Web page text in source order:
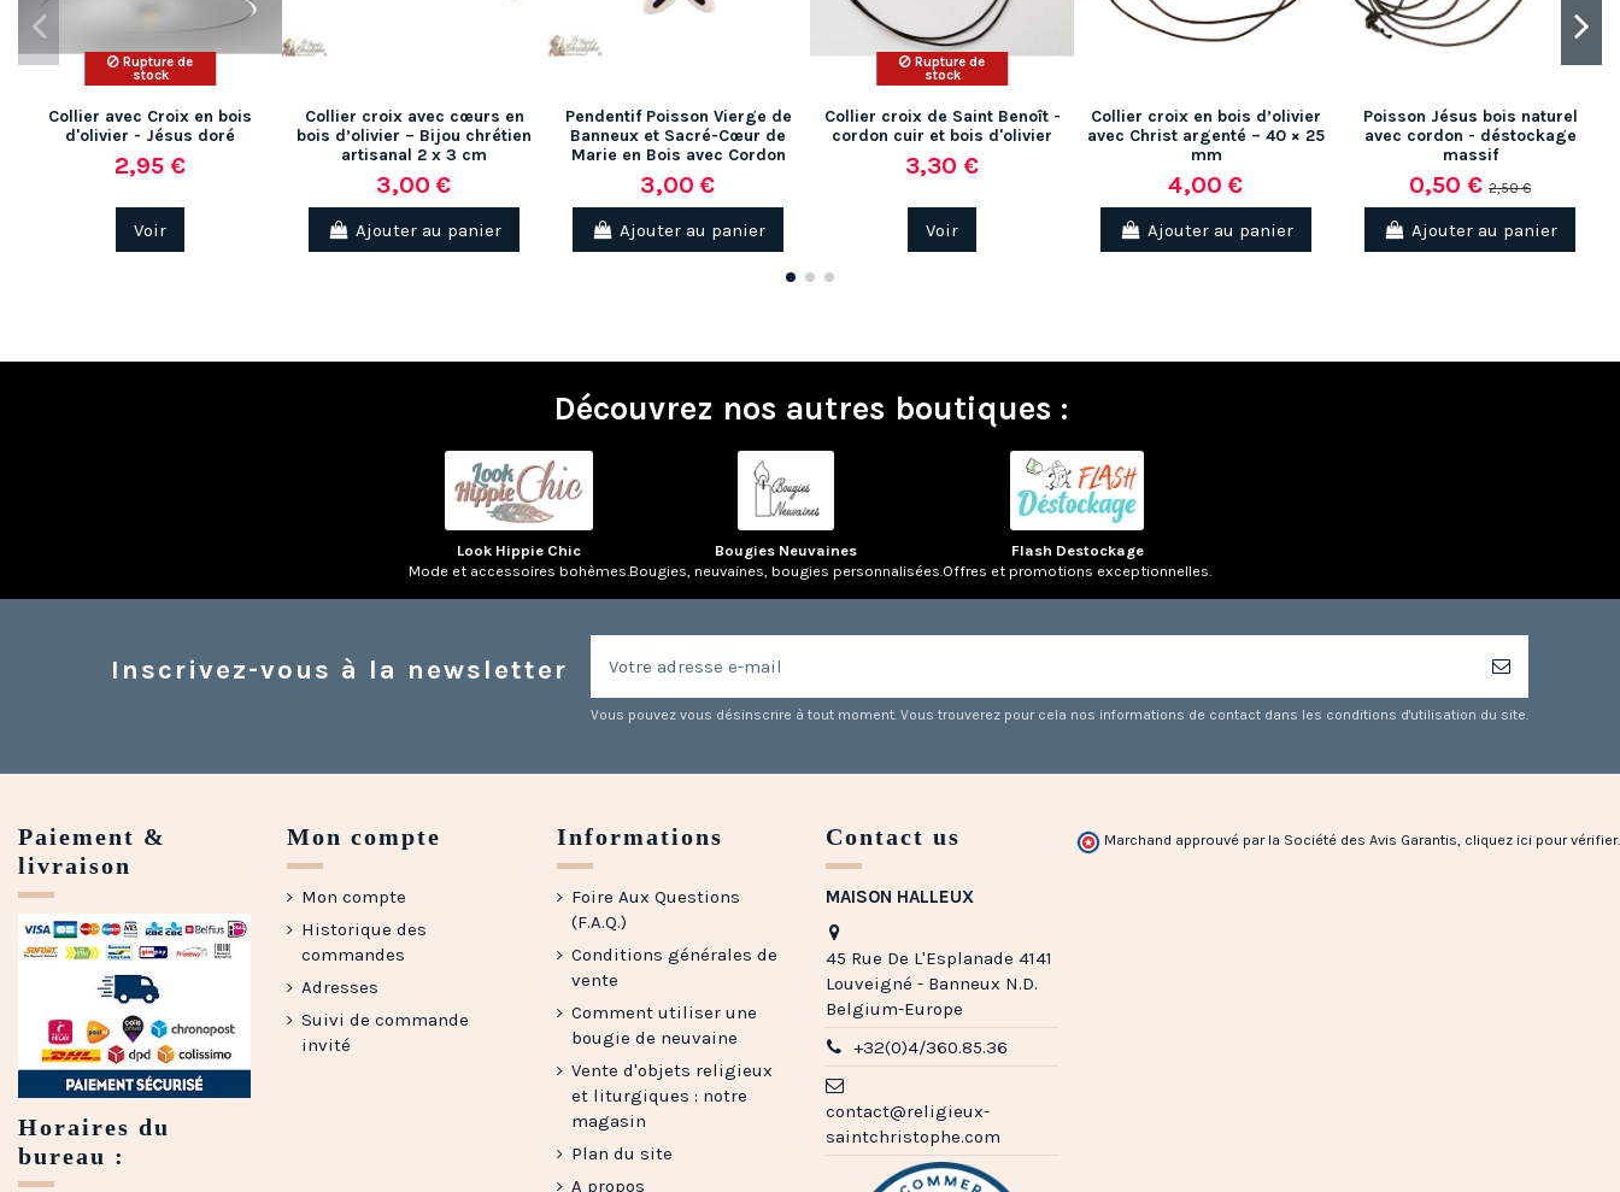
Rupture de
stock
Collier avec Croix en bois
d'olivier - Jésus doré
2,95 €
Voir
Collier croix avec cœurs en
bois d’olivier – Bijou chrétien
artisanal 2 x 3 cm
3,00 €
Ajouter au panier
Pendentif Poisson Vierge de
Banneux et Sacré-Cœur de
Marie en Bois avec Cordon
3,00 €
Ajouter au panier
Rupture de
stock
Collier croix de Saint Benoît -
cordon cuir et bois d'olivier
3,30 €
Voir
Collier croix en bois d’olivier
avec Christ argenté – 40 × 25
mm
4,00 €
Ajouter au panier
Poisson Jésus bois naturel
avec cordon - déstockage
massif
0,50 €2,50 €
Ajouter au panier
Découvrez nos autres boutiques :
Look Hippie Chic
Mode et accessoires bohèmes.
Bougies Neuvaines
Bougies, neuvaines, bougies personnalisées.
Flash Destockage
Offres et promotions exceptionnelles.
Inscrivez-vous à la newsletter
Vous pouvez vous désinscrire à tout moment. Vous trouverez pour cela nos informations de contact dans les conditions d'utilisation du site.
Paiement &
livraison
Horaires du
bureau :
Mon compte
Mon compte
Historique des
commandes
Adresses
Suivi de commande
invité
Informations
Foire Aux Questions
(F.A.Q.)
Conditions générales de
vente
Comment utiliser une
bougie de neuvaine
Vente d'objets religieux
et liturgiques : notre
magasin
Plan du site
A propos
Contact us
MAISON HALLEUX
45 Rue De L'Esplanade 4141
Louveigné - Banneux N.D.
Belgium-Europe
+32(0)4/360.85.36
contact@religieux-
saintchristophe.com
Marchand approuvé par la Société des Avis Garantis, cliquez ici pour vérifier.